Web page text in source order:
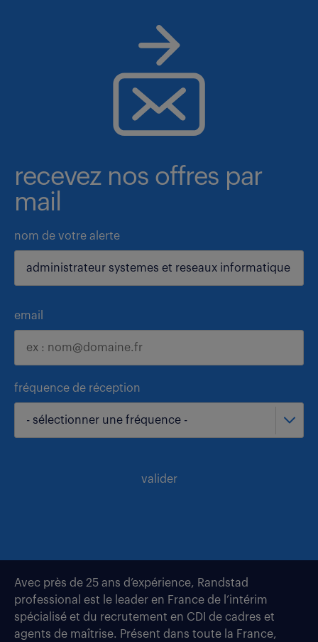
recevez nos offres par
mail
nom de votre alerte
email
fréquence de réception
- sélectionner une fréquence -
valider
Avec près de 25 ans d’expérience, Randstad
professional est le leader en France de l’intérim
spécialisé et du recrutement en CDI de cadres et
agents de maîtrise. Présent dans toute la France,